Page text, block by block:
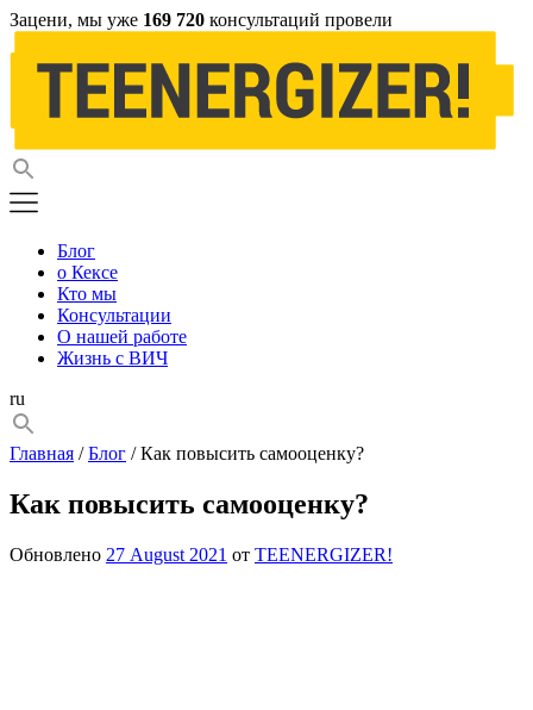
Зацени, мы уже 169 720 консультаций провели
Блог
о Кексе
Кто мы
Консультации
О нашей работе
Жизнь с ВИЧ
ru
Главная /Блог / Как повысить самооценку?
Как повысить самооценку?
Обновлено 27 August 2021 от TEENERGIZER!